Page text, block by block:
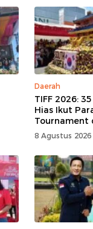
Daerah
TIFF 2026:
Hias Ikut
Tournament
Tomohon
8 Agustus 2026